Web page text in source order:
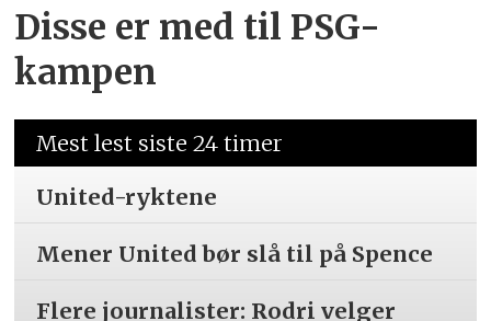
Disse er med til PSG-
kampen
Mest lest siste 24 timer
United-ryktene
Mener United bør slå til på Spence
Flere journalister: Rodri velger